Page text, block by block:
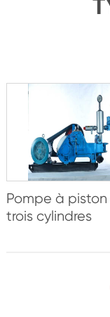
Pompe à piston
trois cylindres